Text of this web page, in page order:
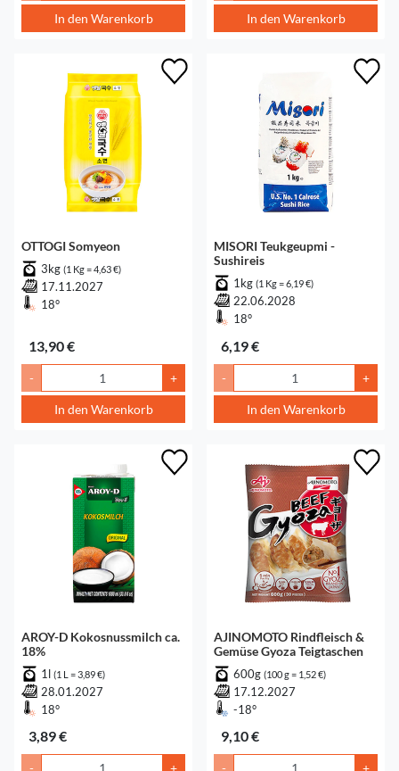
In den Warenkorb In den Warenkorb
OTTOGI Somyeon
3kg (1 Kg = 4,63 €)
17.11.2027
18°
13,90 €
- +
In den Warenkorb
MISORI Teukgeupmi -
Sushireis
1kg (1 Kg = 6,19 €)
22.06.2028
18°
6,19 €
- +
In den Warenkorb
AROY-D Kokosnussmilch ca.
18%
1l (1 L = 3,89 €)
28.01.2027
18°
3,89 €
- +
AJINOMOTO Rindfleisch &
Gemüse Gyoza Teigtaschen
600g (100 g = 1,52 €)
17.12.2027
-18°
9,10 €
- +